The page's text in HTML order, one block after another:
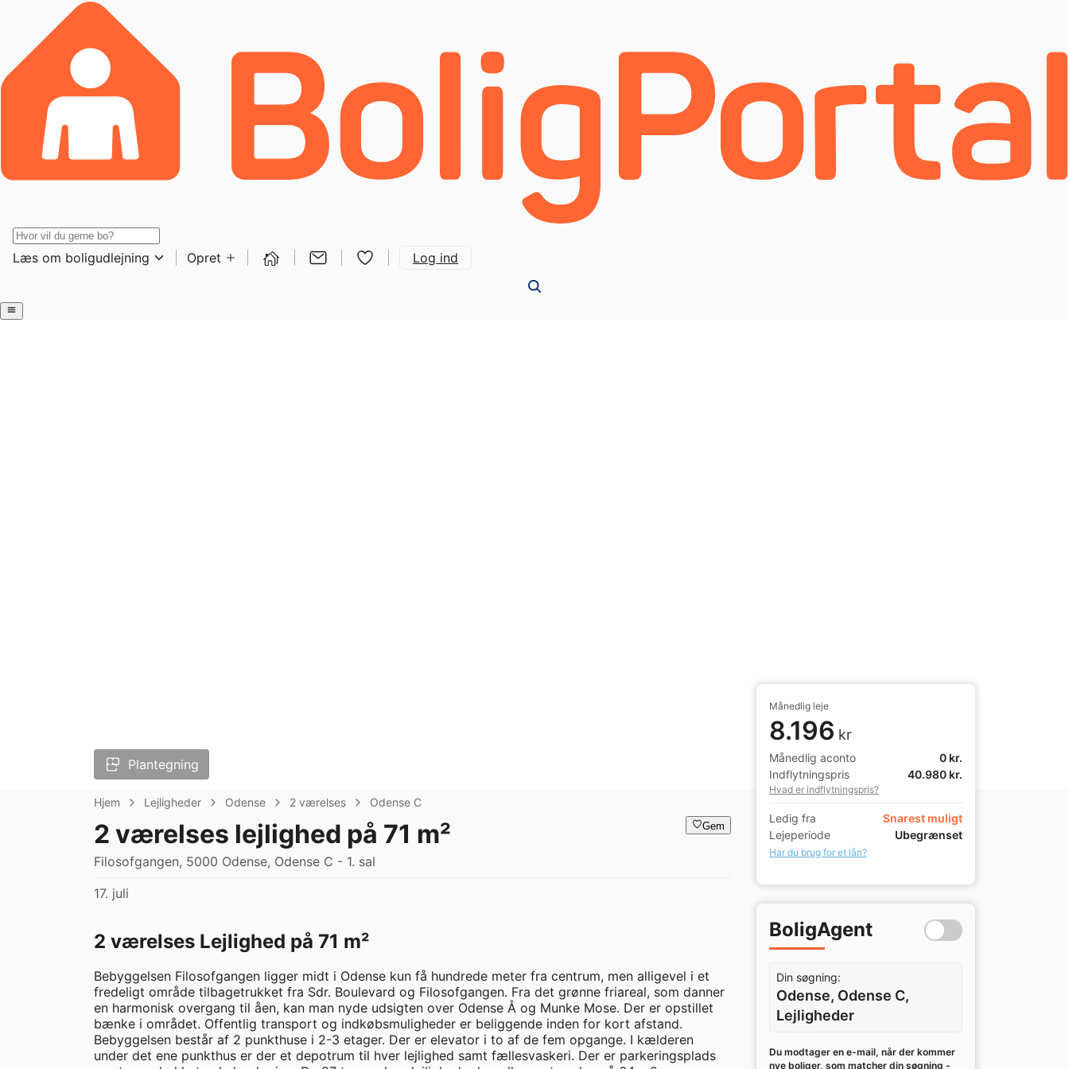
Læs om boligudlejning Opret Log ind
Plantegning
Hjem Lejligheder Odense 2 værelses Odense C
2 værelses lejlighed på 71 m²
Filosofgangen, 5000 Odense, Odense C - 1. sal
Gem
17. juli
2 værelses Lejlighed på 71 m²
Bebyggelsen Filosofgangen ligger midt i Odense kun få hundrede meter fra centrum, men alligevel i et
fredeligt område tilbagetrukket fra Sdr. Boulevard og Filosofgangen. Fra det grønne friareal, som danner
en harmonisk overgang til åen, kan man nyde udsigten over Odense Å og Munke Mose. Der er opstillet
bænke i området. Offentlig transport og indkøbsmuligheder er beliggende inden for kort afstand.
Bebyggelsen består af 2 punkthuse i 2-3 etager. Der er elevator i to af de fem opgange. I kælderen
under det ene punkthus er der et depotrum til hver lejlighed samt fællesvaskeri. Der er parkeringsplads
Månedlig leje
8.196 kr
Månedlig aconto
0 kr.
Indflytningspris
40.980 kr.
Hvad er indflytningspris?
Ledig fra
Snarest muligt
Lejeperiode
Ubegrænset
Har du brug for et lån?
BoligAgent
Din søgning:
Odense, Odense C,
Lejligheder
Du modtager en e-mail, når der kommer
nye boliger, som matcher din søgning -